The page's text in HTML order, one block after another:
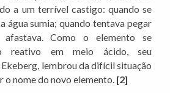
a um terrível castigo: quando se
água sumia; quando tentava pegar
Como o elemento se
reativo em meio ácido, seu
lembrou da difícil situação
o nome do novo elemento. [2]